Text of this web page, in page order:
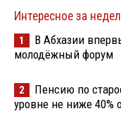
Интересное за
1
В Абхазии
молодёжный форум
2
Пенсию по
уровне не ниже 40%